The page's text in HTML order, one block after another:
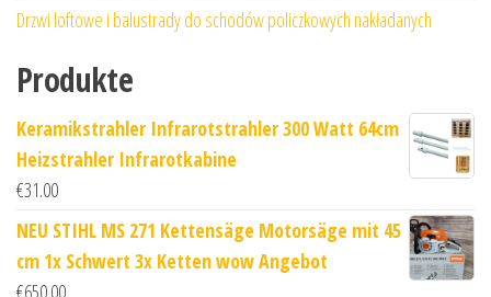
Drzwi loftowe i balustrady do schodów policzkowych nakładanych
Produkte
Keramikstrahler Infrarotstrahler 300 Watt 64cm
Heizstrahler Infrarotkabine
€31.00
NEU STIHL MS 271 Kettensäge Motorsäge mit 45
cm 1x Schwert 3x Ketten wow Angebot
€650.00